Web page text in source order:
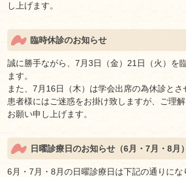
し上げます。
臨時休診のお知らせ
誠に勝手ながら、7月3日（金）21日（火）を
ます。
また、7月16日（木）は学会出席の為休診とさ
患者様にはご迷惑をお掛け致しますが、ご理
お願い申し上げます。
日曜診療日のお知らせ（6月・7月・8月）
6月・7月・8月の日曜診療日は下記の通りにな